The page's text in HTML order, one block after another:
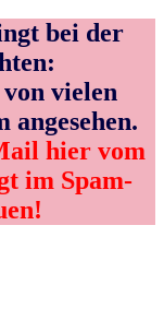
bei der
vielen
hier vom
im Spam-